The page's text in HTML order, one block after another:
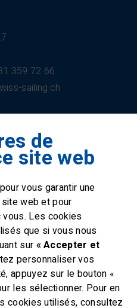
359 72 66
sailing.ch
sailing-
US ON
de
site web
vous garantir une
web et pour
vous. Les cookies
que si vous nous
sur « Accepter et
personnaliser vos
appuyez sur le bouton «
les sélectionner. Pour en
cookies utilisés, consultez